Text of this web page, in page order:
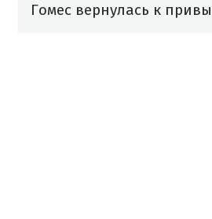
Гомес вернулась к